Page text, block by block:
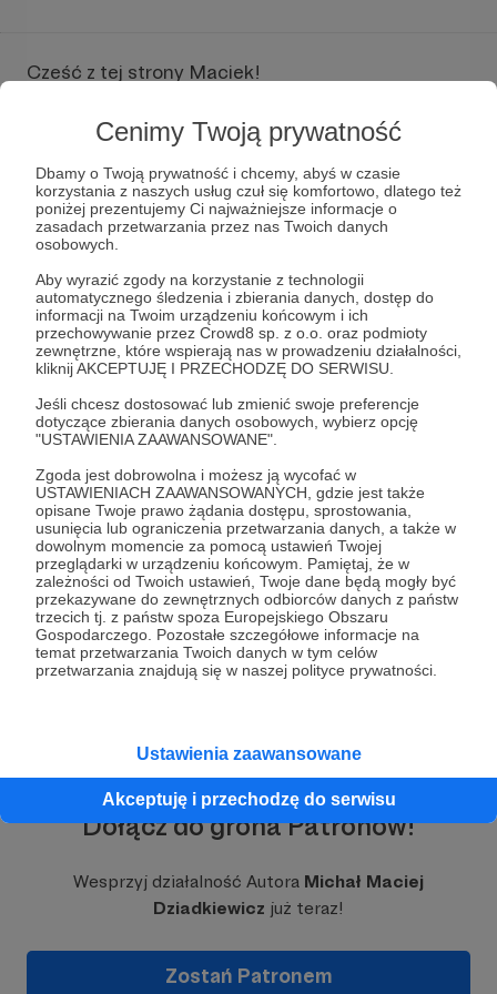
Cenimy Twoją prywatność
Dbamy o Twoją prywatność i chcemy, abyś w czasie
korzystania z naszych usług czuł się komfortowo, dlatego też
poniżej prezentujemy Ci najważniejsze informacje o
zasadach przetwarzania przez nas Twoich danych
osobowych.
Aby wyrazić zgody na korzystanie z technologii
automatycznego śledzenia i zbierania danych, dostęp do
informacji na Twoim urządzeniu końcowym i ich
przechowywanie przez Crowd8 sp. z o.o. oraz podmioty
zewnętrzne, które wspierają nas w prowadzeniu działalności,
kliknij AKCEPTUJĘ I PRZECHODZĘ DO SERWISU.
Jeśli chcesz dostosować lub zmienić swoje preferencje
dotyczące zbierania danych osobowych, wybierz opcję
"USTAWIENIA ZAAWANSOWANE".
Zgoda jest dobrowolna i możesz ją wycofać w
USTAWIENIACH ZAAWANSOWANYCH, gdzie jest także
opisane Twoje prawo żądania dostępu, sprostowania,
usunięcia lub ograniczenia przetwarzania danych, a także w
dowolnym momencie za pomocą ustawień Twojej
przeglądarki w urządzeniu końcowym. Pamiętaj, że w
zależności od Twoich ustawień, Twoje dane będą mogły być
przekazywane do zewnętrznych odbiorców danych z państw
trzecich tj. z państw spoza Europejskiego Obszaru
Gospodarczego. Pozostałe szczegółowe informacje na
temat przetwarzania Twoich danych w tym celów
przetwarzania znajdują się w naszej polityce prywatności.
Ustawienia zaawansowane
Akceptuję i przechodzę do serwisu
Cześć z tej strony Maciek!
doświadczonym mechanikiem samochodowym,
kanału motoryzacyjnego na YouTube.
Od ponad 20 lat zgłębiam tajniki naprawy
samochodów, zgłębiając różnorodne aspekty
mechaniki i elektroniki przeróżnych pojazdów.
Moje zamiłowanie do motoryzacji było jednak
czymś więcej niż tylko pracą - to jest moja pasja,
coś, co napędza mnie do ciągłego poglębiania
wiedzy i doświadczenia.
Kiedy pewnego dnia, w wyniku spontanicznego
impulsu, postanowiłem podzielić się swoją wiedzą
i doświadczeniem online, nie spodziewałem się, że
stanie się to początkiem czegoś większego.
Początkowo wrzucałem filmy na YT o typowych
problemach mechanicznych i naprawach, dzieląc
się wskazówkami i poradami dla osób
zmagających się z podobnymi problemami.
Jednak to nie tylko techniczna rzetelność czyniła
ten kanał wyjątkowym, ale także jego unikalne
spojrzenie na motoryzację jako całość. Nie
ograniczałem się tylko do opisów napraw czy
motoryzacji, fascynujące fakty oraz opowieści o
Stopniowo mój kanał zaczął zyskiwać
popularność, a oglądający zaczęli doceniać moją
zaczęli regularnie odwiedzać mój kanał na
Dzięki swojemu niesamowitemu zapałowi i
determinacji mój kanał na YouTube szybko stał
Rozwiń opis
Dołącz do grona Patronów!
Wesprzyj działalność Autora Michał Maciej
Dziadkiewicz już teraz!
Zostań Patronem